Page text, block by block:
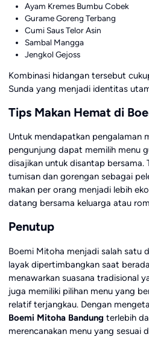
Ayam Kremes Bumbu Cobek
Gurame Goreng Terbang
Cumi Saus Telor Asin
Sambal Mangga
Jengkol Gejoss
Kombinasi hidangan tersebut
Sunda yang menjadi identitas
Tips Makan Hemat di
Untuk mendapatkan pengalaman
pengunjung dapat memilih menu
disajikan untuk disantap bersama.
tumisan dan gorengan sebagai
makan per orang menjadi lebih
datang bersama keluarga atau
Penutup
Boemi Mitoha menjadi salah satu
layak dipertimbangkan saat
menawarkan suasana tradisional
juga memiliki pilihan menu yang
relatif terjangkau. Dengan
Boemi Mitoha Bandung terlebih
merencanakan menu yang sesuai